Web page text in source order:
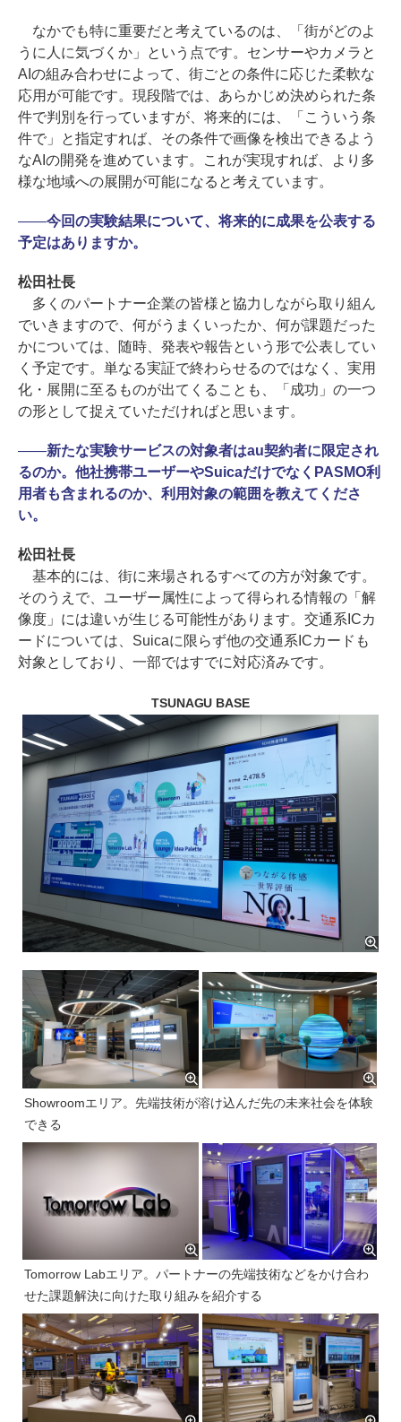
なかでも特に重要だと考えているのは、「街がどのよ
うに人に気づくか」という点です。センサーやカメラと
AIの組み合わせによって、街ごとの条件に応じた柔軟な
応用が可能です。現段階では、あらかじめ決められた条
件で判別を行っていますが、将来的には、「こういう条
件で」と指定すれば、その条件で画像を検出できるよう
なAIの開発を進めています。これが実現すれば、より多
様な地域への展開が可能になると考えています。
――今回の実験結果について、将来的に成果を公表する
予定はありますか。
松田社長
多くのパートナー企業の皆様と協力しながら取り組ん
でいきますので、何がうまくいったか、何が課題だった
かについては、随時、発表や報告という形で公表してい
く予定です。単なる実証で終わらせるのではなく、実用
化・展開に至るものが出てくることも、「成功」の一つ
の形として捉えていただければと思います。
――新たな実験サービスの対象者はau契約者に限定され
るのか。他社携帯ユーザーやSuicaだけでなくPASMO利
用者も含まれるのか、利用対象の範囲を教えてくださ
い。
松田社長
基本的には、街に来場されるすべての方が対象です。
そのうえで、ユーザー属性によって得られる情報の「解
像度」には違いが生じる可能性があります。交通系ICカ
ードについては、Suicaに限らず他の交通系ICカードも
対象としており、一部ではすでに対応済みです。
TSUNAGU BASE
Showroomエリア。先端技術が溶け込んだ先の未来社会を体験
できる
Tomorrow Labエリア。パートナーの先端技術などをかけ合わ
せた課題解決に向けた取り組みを紹介する